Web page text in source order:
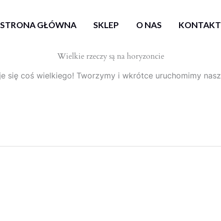
STRONA GŁÓWNA SKLEP O NAS KONTAKT
Wielkie rzeczy są na horyzoncie
się coś wielkiego! Tworzymy i wkrótce uruchomimy